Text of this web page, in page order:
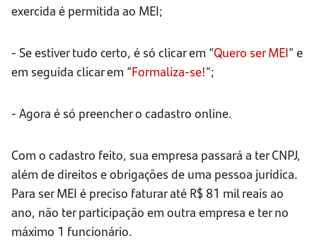
exercida é permitida ao MEI;
- Se estiver tudo certo, é só clicar em “Quero ser MEI” e
em seguida clicar em “Formaliza-se!”;
- Agora é só preencher o cadastro online.
Com o cadastro feito, sua empresa passará a ter CNPJ,
além de direitos e obrigações de uma pessoa jurídica.
Para ser MEI é preciso faturar até R$ 81 mil reais ao
ano, não ter participação em outra empresa e ter no
máximo 1 funcionário.